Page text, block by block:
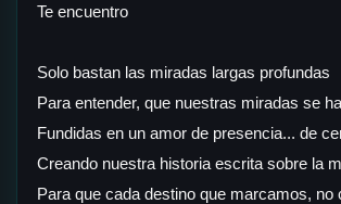
Te encuentro
Solo bastan las miradas largas profundas
Para entender, que nuestras miradas se
Fundidas en un amor de presencia... de
Creando nuestra historia escrita sobre la
Para que cada destino que marcamos, no